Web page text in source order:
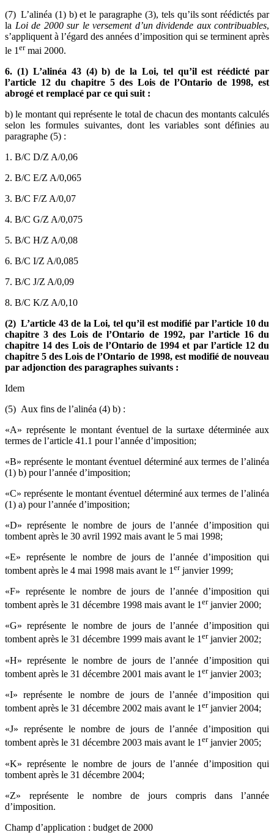
(7) L’alinéa (1) b) et le paragraphe (3), tels qu’ils sont réédictés par
la Loi de 2000 sur le versement d’un dividende aux contribuables,
s’appliquent à l’égard des années d’imposition qui se terminent après
le 1 ermai 2000.
6. (1) L’alinéa 43 (4) b) de la Loi, tel qu’il est réédicté par
l’article 12 du chapitre 5 des Lois de l’Ontario de 1998, est
abrogé et remplacé par ce qui suit :
b) le montant qui représente le total de chacun des montants calculés
selon les formules suivantes, dont les variables sont définies au
paragraphe (5) :
1. B/C D/Z A/0,06
2. B/C E/Z A/0,065
3. B/C F/Z A/0,07
4. B/C G/Z A/0,075
5. B/C H/Z A/0,08
6. B/C I/Z A/0,085
7. B/C J/Z A/0,09
8. B/C K/Z A/0,10
(2) L’article 43 de la Loi, tel qu’il est modifié par l’article 10 du
chapitre 3 des Lois de l’Ontario de 1992, par l’article 16 du
chapitre 14 des Lois de l’Ontario de 1994 et par l’article 12 du
chapitre 5 des Lois de l’Ontario de 1998, est modifié de nouveau
par adjonction des paragraphes suivants :
Idem
(5) Aux fins de l’alinéa (4) b) :
«A» représente le montant éventuel de la surtaxe déterminée aux
termes de l’article 41.1 pour l’année d’imposition;
«B» représente le montant éventuel déterminé aux termes de l’alinéa
(1) b) pour l’année d’imposition;
«C» représente le montant éventuel déterminé aux termes de l’alinéa
(1) a) pour l’année d’imposition;
«D» représente le nombre de jours de l’année d’imposition qui
tombent après le 30 avril 1992 mais avant le 5 mai 1998;
«E» représente le nombre de jours de l’année d’imposition qui
tombent après le 4 mai 1998 mais avant le 1 erjanvier 1999;
«F» représente le nombre de jours de l’année d’imposition qui
tombent après le 31 décembre 1998 mais avant le 1erjanvier 2000;
«G» représente le nombre de jours de l’année d’imposition qui
tombent après le 31 décembre 1999 mais avant le 1erjanvier 2002;
«H» représente le nombre de jours de l’année d’imposition qui
tombent après le 31 décembre 2001 mais avant le 1 erjanvier 2003;
«I» représente le nombre de jours de l’année d’imposition qui
tombent après le 31 décembre 2002 mais avant le 1erjanvier 2004;
«J» représente le nombre de jours de l’année d’imposition qui
tombent après le 31 décembre 2003 mais avant le 1erjanvier 2005;
«K» représente le nombre de jours de l’année d’imposition qui
tombent après le 31 décembre 2004;
«Z» représente le nombre de jours compris dans l’année
d’imposition.
Champ d’application : budget de 2000